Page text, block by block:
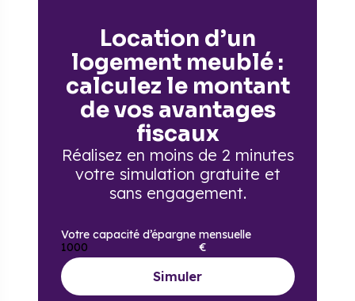
Location d’un
logement meublé :
calculez le montant
de vos avantages
fiscaux
Réalisez en moins de 2 minutes
votre simulation gratuite et
sans engagement.
Votre capacité d’épargne mensuelle
€
Simuler